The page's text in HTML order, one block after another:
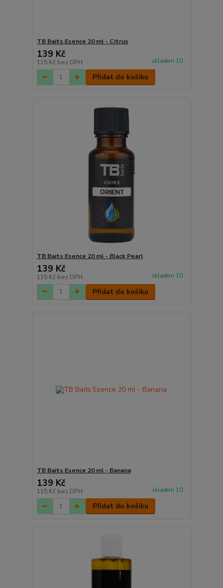
TB Baits Esence 20 ml - Citrus
139 Kč
115 Kč bez DPH skladem 10
Přidat do košíku
TB Baits Esence 20 ml - Black Pearl
139 Kč
115 Kč bez DPH skladem 10
Přidat do košíku
TB Baits Esence 20 ml - Banana
139 Kč
115 Kč bez DPH skladem 10
Přidat do košíku